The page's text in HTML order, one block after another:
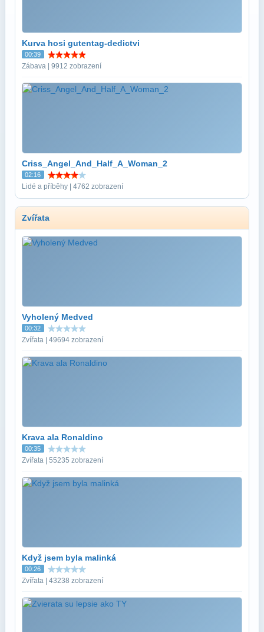
Kurva hosi gutentag-dedictvi
00:39
Zábava | 9912 zobrazení
Criss_Angel_And_Half_A_Woman_2
02:16
Lidé a příběhy | 4762 zobrazení
Zvířata
Vyholený Medved
00:32
Zvířata | 49694 zobrazení
Krava ala Ronaldino
00:35
Zvířata | 55235 zobrazení
Když jsem byla malinká
00:26
Zvířata | 43238 zobrazení